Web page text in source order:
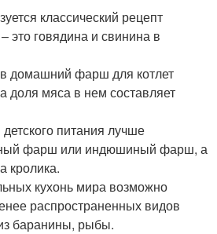
классический рецепт
говядина и свинина в
домашний фарш для котлет
доля мяса в нем составляет
питания лучше
фарш или индюшиный фарш, а
кролика.
кухонь мира возможно
распространенных видов
баранины, рыбы.